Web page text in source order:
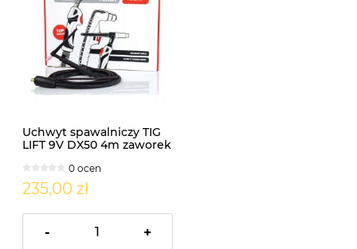
Uchwyt spawalniczy TIG
LIFT 9V DX50 4m zaworek
0 ocen
235,00 zł
- +